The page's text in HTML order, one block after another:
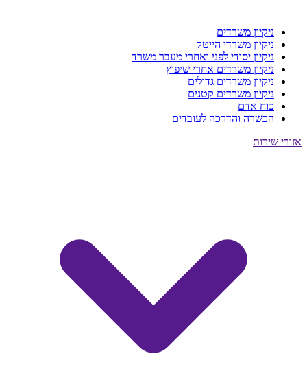
ניקיון משרדים
ניקיון משרדי הייטק
ניקיון יסודי לפני ואחרי מעבר משרד
ניקיון משרדים אחרי שיפוץ
ניקיון משרדים גדולים
ניקיון משרדים קטנים
כוח אדם
הכשרה והדרכה לעובדים
אזורי שירות